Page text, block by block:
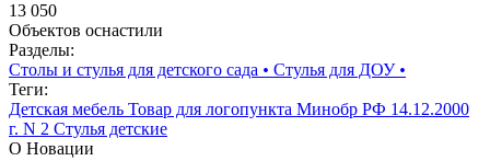
13 050
Объектов оснастили
Разделы:
Столы и стулья для детского сада • Стулья для ДОУ•
Теги:
Детская мебель Товар для логопункта Минобр РФ 14.12.2000
г. N 2 Стулья детские
О Новации